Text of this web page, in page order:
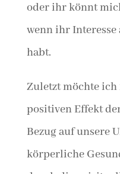
oder ihr könnt
wenn ihr
habt.
Zuletzt möchte
positiven Effekt
Bezug auf unsere
körperliche